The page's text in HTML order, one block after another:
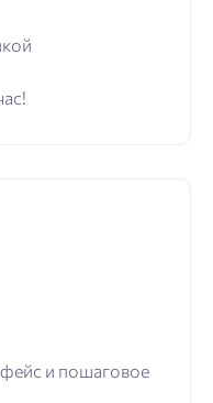
и пошаговое